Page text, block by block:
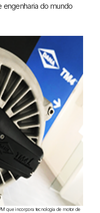
do mundo
que incorpora tecnologia de motor de